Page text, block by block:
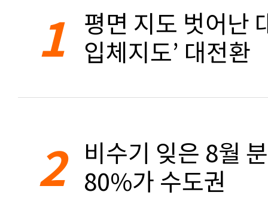
1 평면 지도 벗어난
입체지도’ 대전환
2 비수기 잊은 8월
80%가 수도권